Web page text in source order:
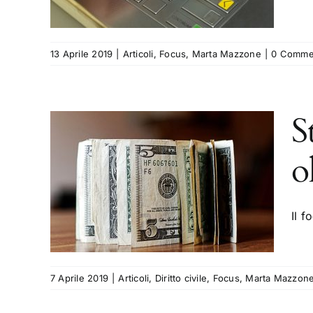
13 Aprile 2019 Articoli, Focus, Marta Mazzone 0
Il
7 Aprile 2019 Articoli, Diritto civile, Focus, Marta Mazzone